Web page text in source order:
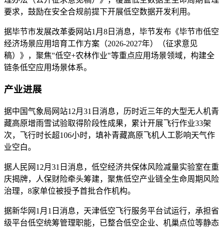
要求，鼓励在安全合规前提下开展低空数据开发利用。
据毕节市发展改革委网站1月8日消息，毕节发布《毕节市低空
经济场景应用培育工作方案（2026-2027年）（征求意见
稿）》，聚焦"低空+农林作业"等重点应用场景领域，构建全
链条低空应用场景体系。
产业进展
据中国气象局网站12月31日消息，历时近三年的大型无人机青
藏高原增雨雪试验取得阶段性成果，累计开展飞行作业33架
次，飞行时长超106小时，填补青藏高原飞机人工影响天气作
业空白。
据人民网12月31日消息，低空经济共保体风险减量实验室在重
庆揭牌，人保财险牵头筹建，聚焦低空产业链全生命周期风险
治理，8家单位被授予首批合作机构。
据新华网1月1日消息，天津低空飞行服务平台试运行，承担省
级平台低空统筹管理职能，已整合低空企业、机巢点位等静态